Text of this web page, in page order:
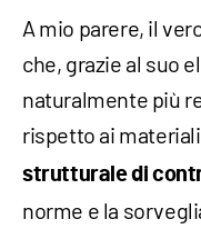
A mio parere, il
che, grazie al suo
naturalmente più
rispetto ai
strutturale di
norme e la